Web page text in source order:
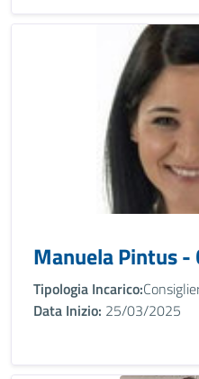
Manuela Pintus -
Tipologia Incarico:
Data Inizio: 25/03/2025